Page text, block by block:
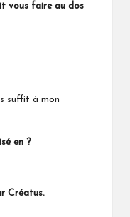
vous faire au dos
suffit à mon
en ?
Créatus.